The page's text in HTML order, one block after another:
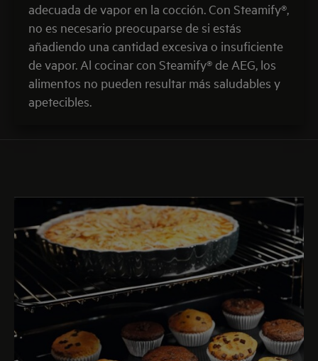
adecuada de vapor en la cocción. Con Steamify®,
no es necesario preocuparse de si estás
añadiendo una cantidad excesiva o insuficiente
de vapor. Al cocinar con Steamify® de AEG, los
alimentos no pueden resultar más saludables y
apetecibles.